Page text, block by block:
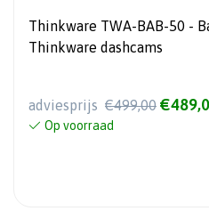
Thinkware TWA-BAB-50 -
Thinkware dashcams
adviesprijs €499,00
Op voorraad